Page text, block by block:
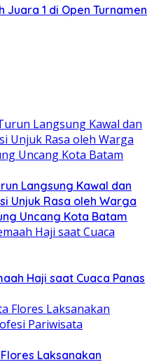
Juara 1 di Open Turnamen
Langsung Kawal dan
Unjuk Rasa oleh Warga
Uncang Kota Batam
Haji saat Cuaca Panas
Laksanakan